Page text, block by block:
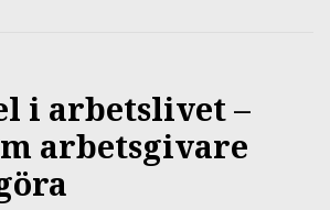
i arbetslivet –
arbetsgivare